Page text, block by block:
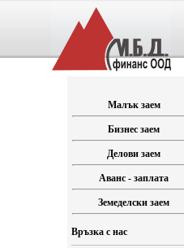
Малък заем
Бизнес заем
Делови заем
Аванс - заплата
Земеделски заем
Връзка с нас